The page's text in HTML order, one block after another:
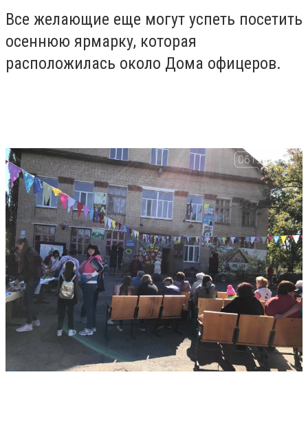
Все желающие еще могут успеть посетить
осеннюю ярмарку, которая
расположилась около Дома офицеров.